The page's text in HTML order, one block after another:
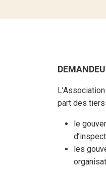
part des
le
les